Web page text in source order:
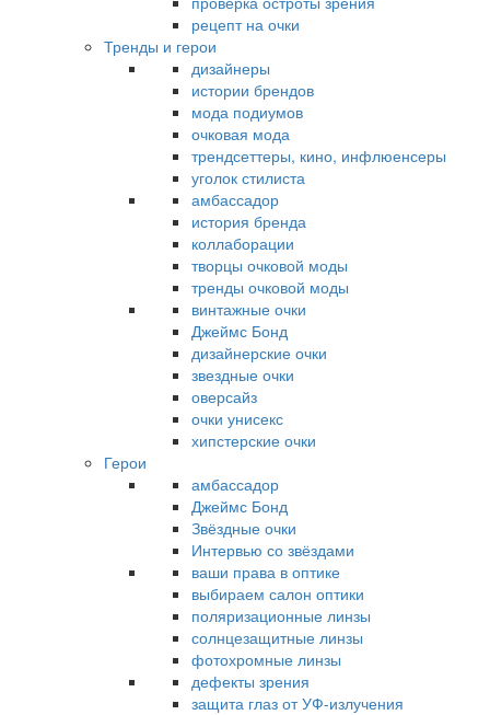
рецепт на очки
Тренды и герои
дизайнеры
истории брендов
мода подиумов
очковая мода
трендсеттеры, кино, инфлюенсеры
уголок стилиста
амбассадор
история бренда
коллаборации
творцы очковой моды
тренды очковой моды
винтажные очки
Джеймс Бонд
дизайнерские очки
звездные очки
оверсайз
очки унисекс
хипстерские очки
Герои
амбассадор
Джеймс Бонд
Звёздные очки
Интервью со звёздами
ваши права в оптике
выбираем салон оптики
поляризационные линзы
солнцезащитные линзы
фотохромные линзы
дефекты зрения
защита глаз от УФ-излучения